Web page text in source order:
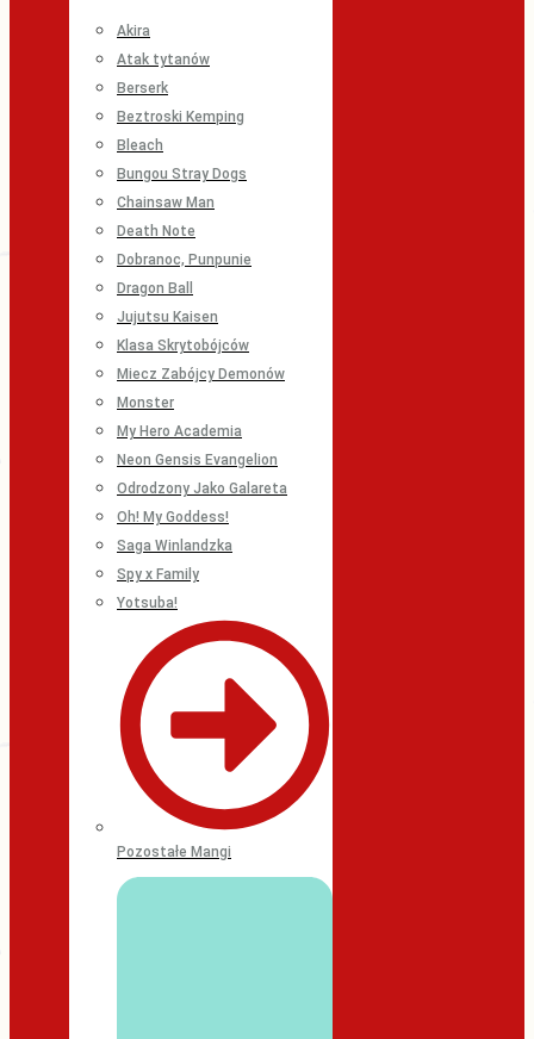
Akira
Atak tytanów
Berserk
Beztroski Kemping
Bleach
Bungou Stray Dogs
Chainsaw Man
Death Note
Dobranoc, Punpunie
Dragon Ball
Jujutsu Kaisen
Klasa Skrytobójców
Miecz Zabójcy Demonów
Monster
My Hero Academia
Neon Gensis Evangelion
Odrodzony Jako Galareta
Oh! My Goddess!
Saga Winlandzka
Spy x Family
Yotsuba!
Pozostałe Mangi